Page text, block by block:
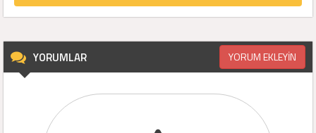
YORUMLAR YORUM EKLEYİN